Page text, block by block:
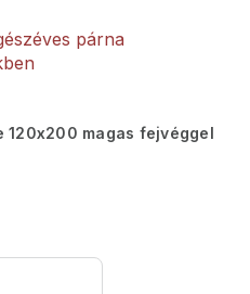
párna
120x200 magas fejvéggel